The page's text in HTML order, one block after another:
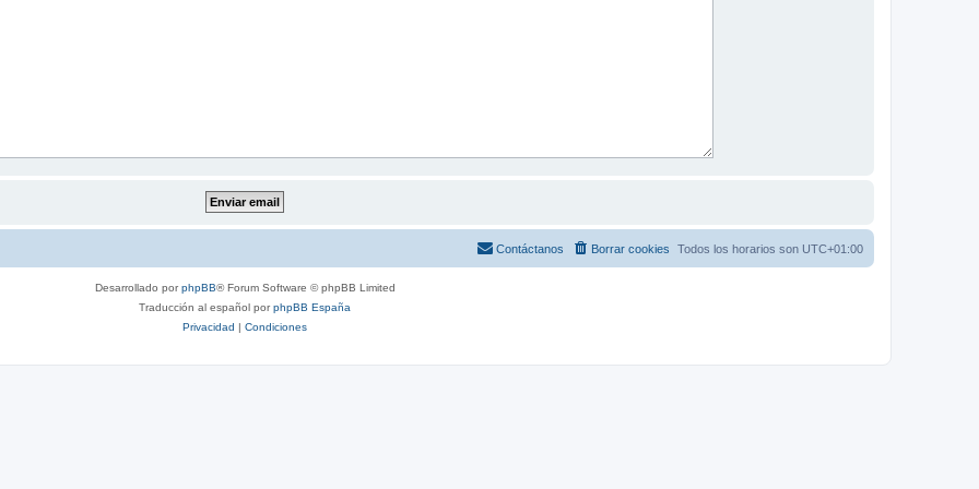
Todos los horarios son UTC+01:00
Borrar cookies
Contáctanos
Desarrollado porphpBB® Forum Software © phpBB Limited
Traducción al español porphpBB España
Privacidad | Condiciones